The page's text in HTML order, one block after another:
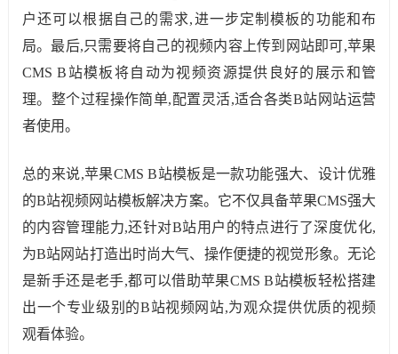
户还可以根据自己的需求,进一步定制模板的功能和布
局。最后,只需要将自己的视频内容上传到网站即可,苹果
CMS B站模板将自动为视频资源提供良好的展示和管
理。整个过程操作简单,配置灵活,适合各类B站网站运营
者使用。
总的来说,苹果CMS B站模板是一款功能强大、设计优雅
的B站视频网站模板解决方案。它不仅具备苹果CMS强大
的内容管理能力,还针对B站用户的特点进行了深度优化,
为B站网站打造出时尚大气、操作便捷的视觉形象。无论
是新手还是老手,都可以借助苹果CMS B站模板轻松搭建
出一个专业级别的B站视频网站,为观众提供优质的视频
观看体验。